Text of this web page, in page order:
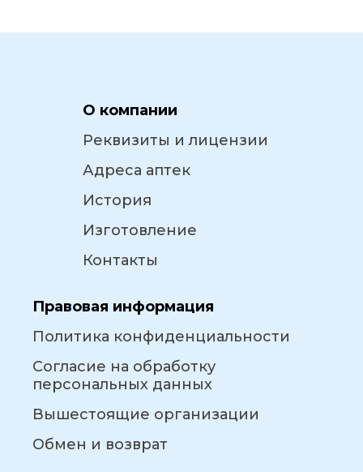
О компании
Реквизиты и лицензии
Адреса аптек
История
Изготовление
Контакты
Правовая информация
Политика конфиденциальности
Согласие на обработку
персональных данных
Вышестоящие организации
Обмен и возврат